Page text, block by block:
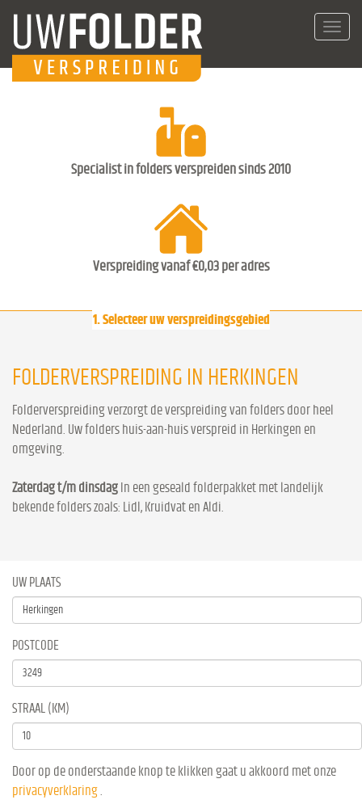
Specialist in folders verspreiden sinds 2010
Verspreiding vanaf €0,03 per adres
1. Selecteer uw verspreidingsgebied
FOLDERVERSPREIDING IN HERKINGEN
Folderverspreiding verzorgt de verspreiding van folders door heel
Nederland. Uw folders huis-aan-huis verspreid in Herkingen en
omgeving.
Zaterdag t/m dinsdag In een geseald folderpakket met landelijk
bekende folders zoals: Lidl, Kruidvat en Aldi.
UW PLAATS
POSTCODE
STRAAL (KM)
Door op de onderstaande knop te klikken gaat u akkoord met onze
privacyverklaring